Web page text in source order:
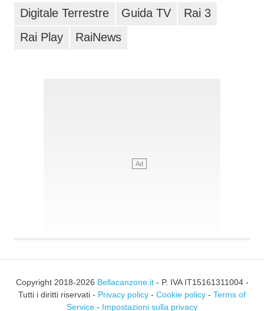
Digitale Terrestre Guida TV
Rai 3
Rai Play
RaiNews
Copyright 2018-2026 Bellacanzone.it- P. IVA IT15161311004 -
Tutti i diritti riservati - Privacy policy - Cookie policy - Terms of
Service - Impostazioni sulla privacy